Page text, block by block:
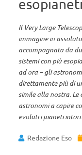
Il Very Large
immagine in
accompagnata da
sistemi con più
ad ora – gli
direttamente più di
simile alla nostra. Le
astronomi a capire
evoluti i pianeti
Redazione Eso